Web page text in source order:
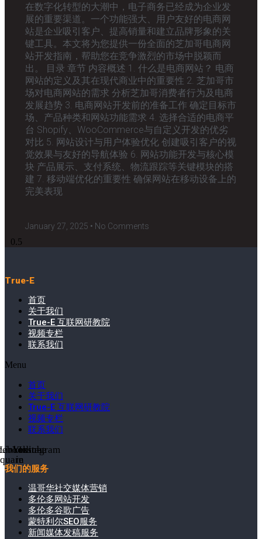
在数字化转型的大潮中，电子商务已经成为企业发
展的重要渠道。一个功能强大、用户友好的电商网
站是企业吸引客户、提高销量和建立品牌形象的关
键工具。本文将为您提供一份全面的芝加哥电商网
站开发指南，帮助您在竞争激烈的市场中脱颖而
出。 目录 章节 内容概述 1. 什么是电商网站？ 电商
网站的定义及其在现代商业中的重要性 2. 芝加哥市
场对电商网站的需求 分析芝加哥消费者行为及电商
发展趋势 3. 电商网站开发前的准备工作 确定目标市
场、产品种类和网站功能需求 4. 选择合适的电商平
台 Shopify、WooCommerce与自定义开发的优劣
对比 5. 网站设计与用户体验优化 创建吸引客户的视
觉效果与友好的导航体验 6. 网站功能开发与核心模
块 产品展示、支付系统、物流跟踪等关键模块的搭
建 7. 移动端优化的重要性 确保网站在移动设备上的
完美表现
January 27, 2025 No Comments
True-E
首页
关于我们
True-E 互联网研教院
视频专栏
联系我们
Menu
首页
关于我们
True-E 互联网研教院
视频专栏
联系我们
in
Youtube
Instagram
我们的服务
温哥华社交媒体营销
多伦多网站开发
多伦多谷歌广告
蒙特利尔SEO服务
新闻媒体发稿服务